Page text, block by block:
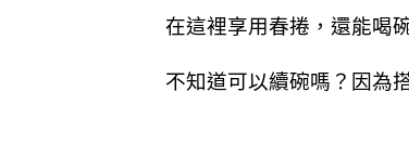
在這裡享用春捲，還能喝
不知道可以續碗嗎？因為